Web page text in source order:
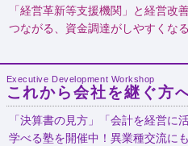
「経営革新等支援機関」と経営改
つながる、資金調達がしやすくな
これから会社を継ぐ方
Executive Development Workshop
「決算書の見方」「会計を経営に
学べる塾を開催中！異業種交流にも